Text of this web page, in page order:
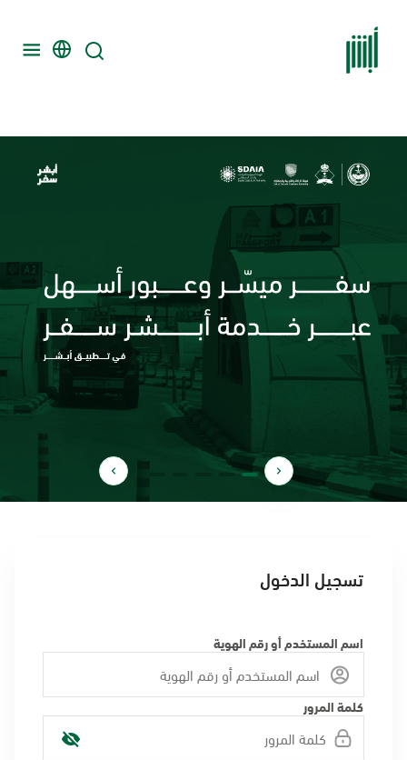
تسجيل الدخول
اسم المستخدم أو رقم الهوية
كلمة المرور